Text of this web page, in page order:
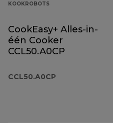
KOOKROBOTS
CookEasy+ Alles-in-
één Cooker
CCL50.A0CP
CCL50.A0CP